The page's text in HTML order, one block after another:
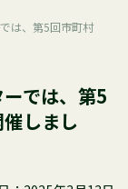
は、第5回市町村
では、第5
しまし